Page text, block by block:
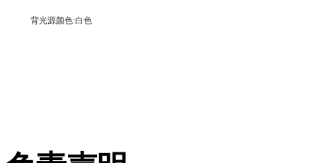
背光源颜色:白色